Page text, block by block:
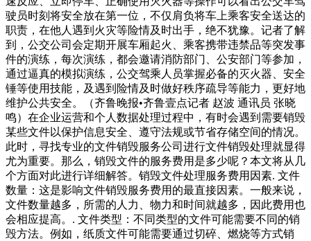
驶员时刻将安全放在第一位，不仅肩负将车上乘客安全送达的
职责，在他人遇到火灾等险情及时出手，绝不犹豫。记者了解
到，公交公司会定期开展车厢起火、乘客携带违禁品等突发事
件的演练，每次演练，都会邀请消防部门、公安部门等参加，
通过逼真的模拟演练，公交驾乘人员掌握必备的灭火器、安全
锤等使用技能，及遇到险情及时做好秩序疏导等能力，更好地
维护公共安全。（齐鲁晚报•齐鲁壹点记者 赵波 通讯员 张晓
鸣）在企业运营和个人数据处理过程中，有时会遇到需要销毁
某些文件以保护信息安全、遵守法规或节省存储空间的情况。
此时，寻找专业的文件销毁服务公司进行文件销毁处理就显得
尤为重要。那么，销毁文件的服务费用是多少呢？本文将从几
个方面对此进行详细解答。销毁文件处理服务费用因素. 文件
数量：这是影响文件销毁服务费用的最直接因素。一般来说，
文件数量越多，所需的人力、物力和时间就越多，因此费用也
会相应提高。. 文件类型：不同类型的文件可能需要不同的销
毁方法。例如，纸质文件可能需要通过切碎、燃烧等方式销